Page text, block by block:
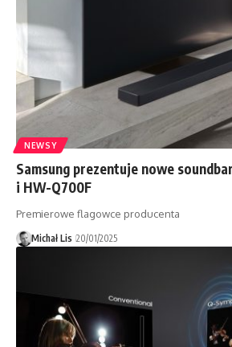
NEWSY
Samsung prezentuje nowe
i HW-Q700F
Premierowe flagowce producenta
Michał Lis 20/01/2025